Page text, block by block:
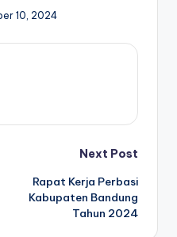
10, 2024
Next Post
Rapat Kerja Perbasi
Kabupaten Bandung
Tahun 2024